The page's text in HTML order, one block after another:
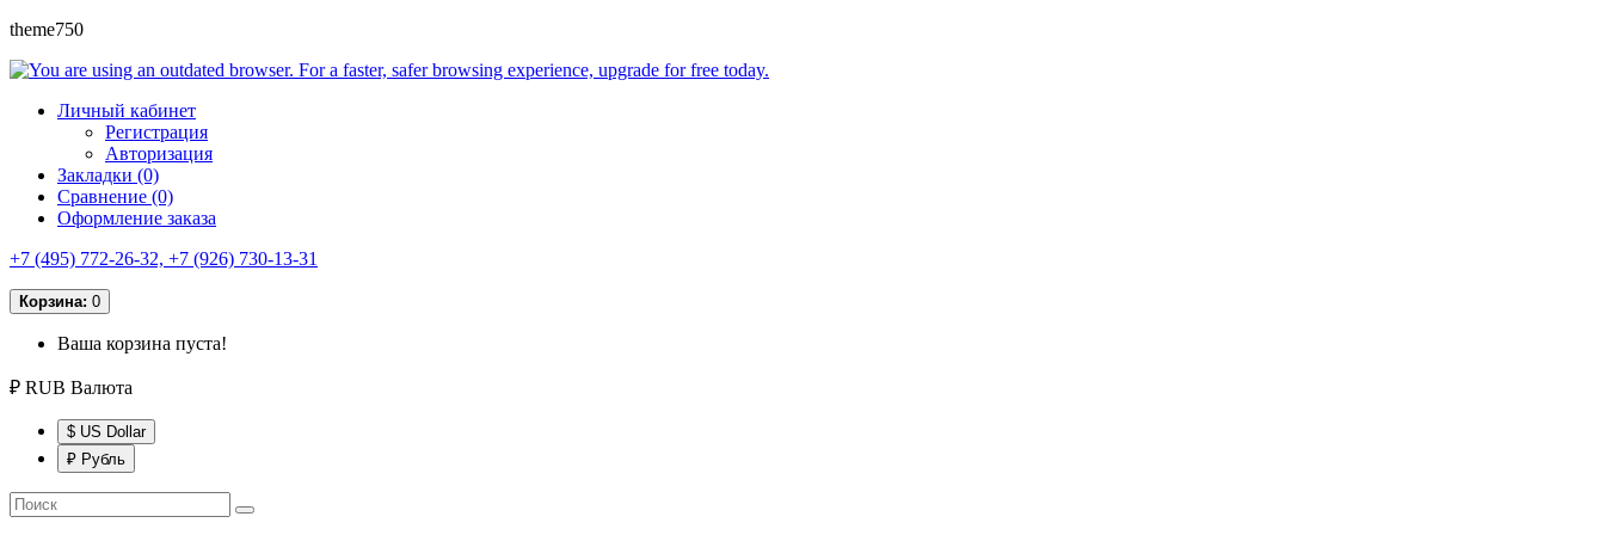
theme750
Личный кабинет
Регистрация
Авторизация
Закладки (0)
Сравнение (0)
Оформление заказа
+7 (495) 772-26-32, +7 (926) 730-13-31
Корзина: 0
Ваша корзина пуста!
₽ RUB Валюта
$ US Dollar
₽ Рубль